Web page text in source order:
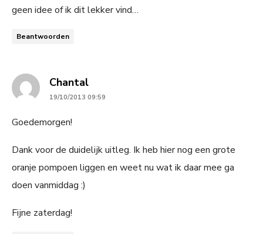
geen idee of ik dit lekker vind…
Beantwoorden
Chantalsays:
19/10/2013 09:59
Goedemorgen!
Dank voor de duidelijk uitleg. Ik heb hier nog een grote
oranje pompoen liggen en weet nu wat ik daar mee ga
doen vanmiddag :)
Fijne zaterdag!